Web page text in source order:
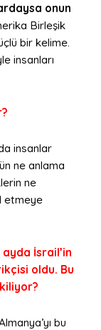
onun
Birleşik
bir kelime.
insanları
insanlar
ne anlama
ne
etmeye
İsrail’in
oldu. Bu
bu